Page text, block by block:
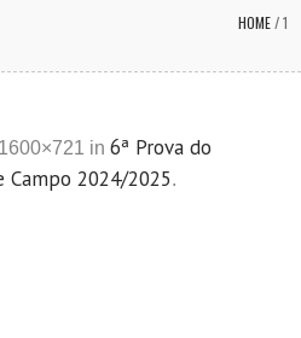
HOME/1
in 6ª Prova do
Campo 2024/2025.